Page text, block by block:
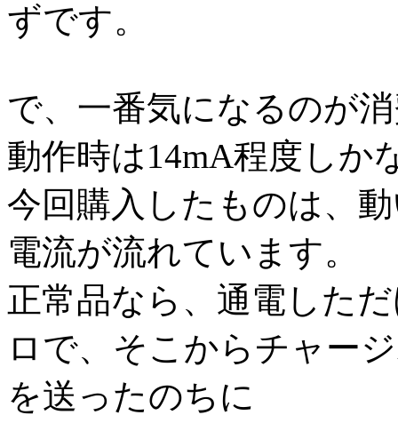
ずです。
で、一番気になるのが
動作時は14mA程度しか
今回購入したものは、
電流が流れています。
正常品なら、通電した
ロで、そこからチャー
を送ったのちに